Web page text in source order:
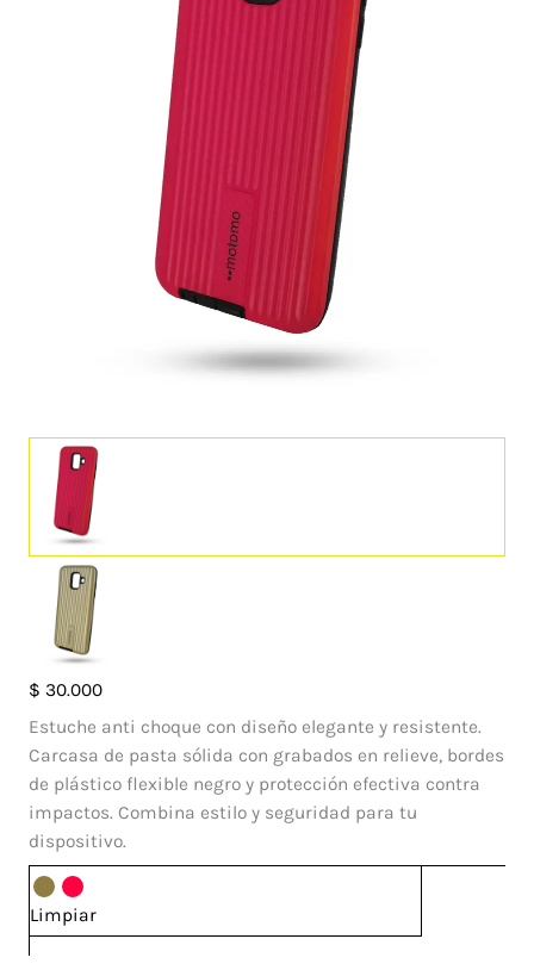
$ 30.000
Estuche anti choque con diseño elegante y resistente.
Carcasa de pasta sólida con grabados en relieve, bordes
de plástico flexible negro y protección efectiva contra
impactos. Combina estilo y seguridad para tu
dispositivo.
Limpiar
Case
Roof
Samsung
Galaxy
cantidad